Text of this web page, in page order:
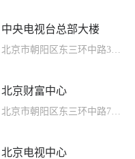
中央电视台总部大楼
北京市朝阳区东三环中路32号
北京财富中心
北京市朝阳区东三环中路7号4号
北京电视中心